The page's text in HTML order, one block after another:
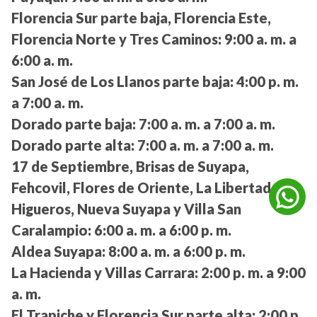
Florencia Sur parte baja, Florencia Este,
Florencia Norte y Tres Caminos: 9:00 a. m. a
6:00 a. m.
San José de Los Llanos parte baja: 4:00 p. m.
a 7:00 a. m.
Dorado parte baja: 7:00 a. m. a 7:00 a. m.
Dorado parte alta: 7:00 a. m. a 7:00 a. m.
17 de Septiembre, Brisas de Suyapa,
Fehcovil, Flores de Oriente, La Libertad, Los
Higueros, Nueva Suyapa y Villa San
Caralampio: 6:00 a. m. a 6:00 p. m.
Aldea Suyapa: 8:00 a. m. a 6:00 p. m.
La Hacienda y Villas Carrara: 2:00 p. m. a 9:00
a. m.